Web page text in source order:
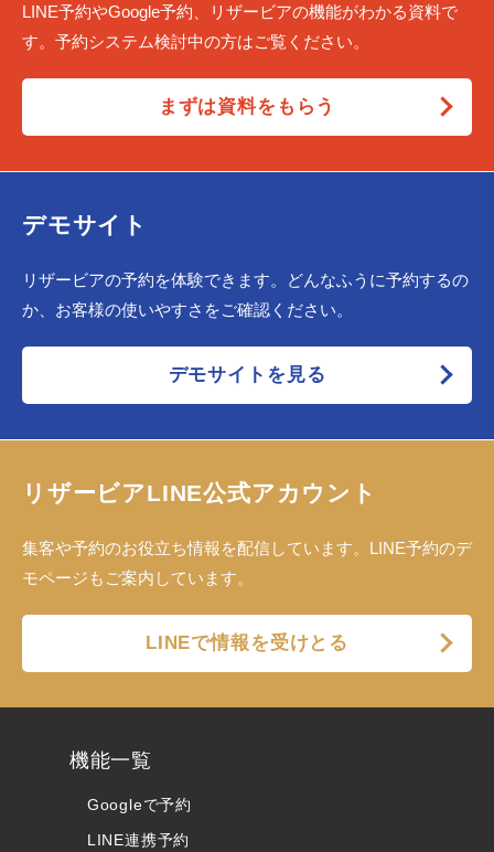
LINE予約やGoogle予約、リザービアの機能がわかる資料で
す。予約システム検討中の方はご覧ください。
まずは資料をもらう
デモサイト
リザービアの予約を体験できます。どんなふうに予約するの
か、お客様の使いやすさをご確認ください。
デモサイトを見る
リザービアLINE公式アカウント
集客や予約のお役立ち情報を配信しています。LINE予約のデ
モページもご案内しています。
LINEで情報を受けとる
機能一覧
Googleで予約
LINE連携予約